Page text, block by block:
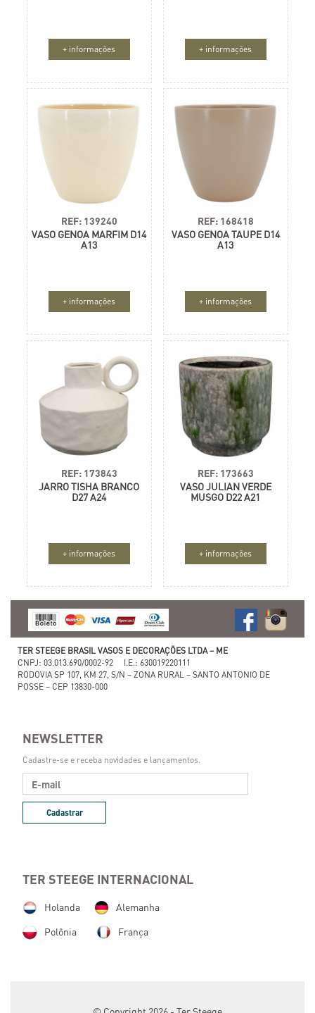
+ informações + informações
REF: 139240
VASO GENOA MARFIM D14
A13
+ informações
REF: 168418
VASO GENOA TAUPE D14
A13
+ informações
REF: 173843
JARRO TISHA BRANCO
D27 A24
+ informações
REF: 173663
VASO JULIAN VERDE
MUSGO D22 A21
+ informações
TER STEEGE BRASIL VASOS E DECORAÇÕES LTDA – ME
CNPJ: 03.013.690/0002-92 I.E.: 630019220111
RODOVIA SP 107, KM 27, S/N – ZONA RURAL – SANTO ANTONIO DE
POSSE – CEP 13830-000
NEWSLETTER
Cadastre-se e receba novidades e lançamentos.
Cadastrar
TER STEEGE INTERNACIONAL
Holanda
Alemanha
Polônia
França